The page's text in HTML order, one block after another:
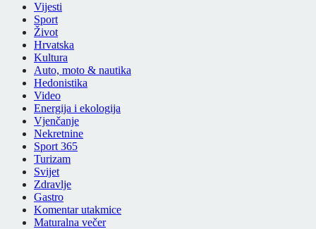
Vijesti
Sport
Život
Hrvatska
Kultura
Auto, moto & nautika
Hedonistika
Video
Energija i ekologija
Vjenčanje
Nekretnine
Sport 365
Turizam
Svijet
Zdravlje
Gastro
Komentar utakmice
Maturalna večer